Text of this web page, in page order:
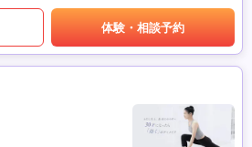
体験・相談予約